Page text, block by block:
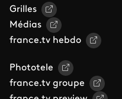
Grilles
Médias
france.tv hebdo
Phototele
france.tv groupe